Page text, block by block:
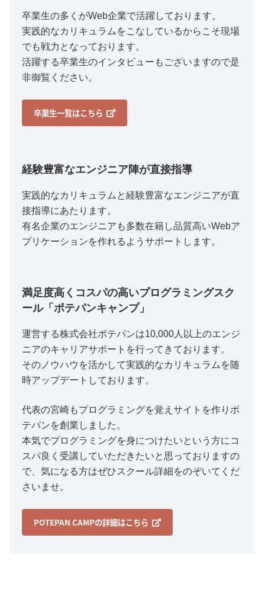
卒業生の多くがWeb企業で活躍しております。
実践的なカリキュラムをこなしているからこそ現場
でも戦力となっております。
活躍する卒業生のインタビューもございますので是
非御覧ください。
卒業生一覧はこちら
経験豊富なエンジニア陣が直接指導
実践的なカリキュラムと経験豊富なエンジニアが直
接指導にあたります。
有名企業のエンジニアも多数在籍し品質高いWebア
プリケーションを作れるようサポートします。
満足度高くコスパの高いプログラミングスク
ール「ポテパンキャンプ」
運営する株式会社ポテパンは10,000人以上のエンジ
ニアのキャリアサポートを行ってきております。
そのノウハウを活かして実践的なカリキュラムを随
時アップデートしております。
代表の宮崎もプログラミングを覚えサイトを作りポ
テパンを創業しました。
本気でプログラミングを身につけたいという方にコ
スパ良く受講していただきたいと思っておりますの
で、気になる方はぜひスクール詳細をのぞいてくだ
さいませ。
POTEPAN CAMPの詳細はこちら